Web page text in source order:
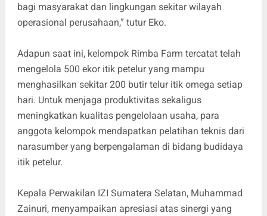
bagi masyarakat dan lingkungan sekitar wilayah
operasional perusahaan,” tutur Eko.
Adapun saat ini, kelompok Rimba Farm tercatat telah
mengelola 500 ekor itik petelur yang mampu
menghasilkan sekitar 200 butir telur itik omega setiap
hari. Untuk menjaga produktivitas sekaligus
meningkatkan kualitas pengelolaan usaha, para
anggota kelompok mendapatkan pelatihan teknis dari
narasumber yang berpengalaman di bidang budidaya
itik petelur.
Kepala Perwakilan IZI Sumatera Selatan, Muhammad
Zainuri, menyampaikan apresiasi atas sinergi yang